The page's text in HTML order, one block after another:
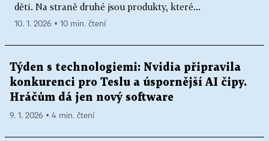
děti. Na straně druhé jsou produkty, které...
10. 1. 2026 ▪ 10 min. čtení
Týden s technologiemi: Nvidia připravila
konkurenci pro Teslu a úspornější AI čipy.
Hráčům dá jen nový software
9. 1. 2026 ▪ 4 min. čtení